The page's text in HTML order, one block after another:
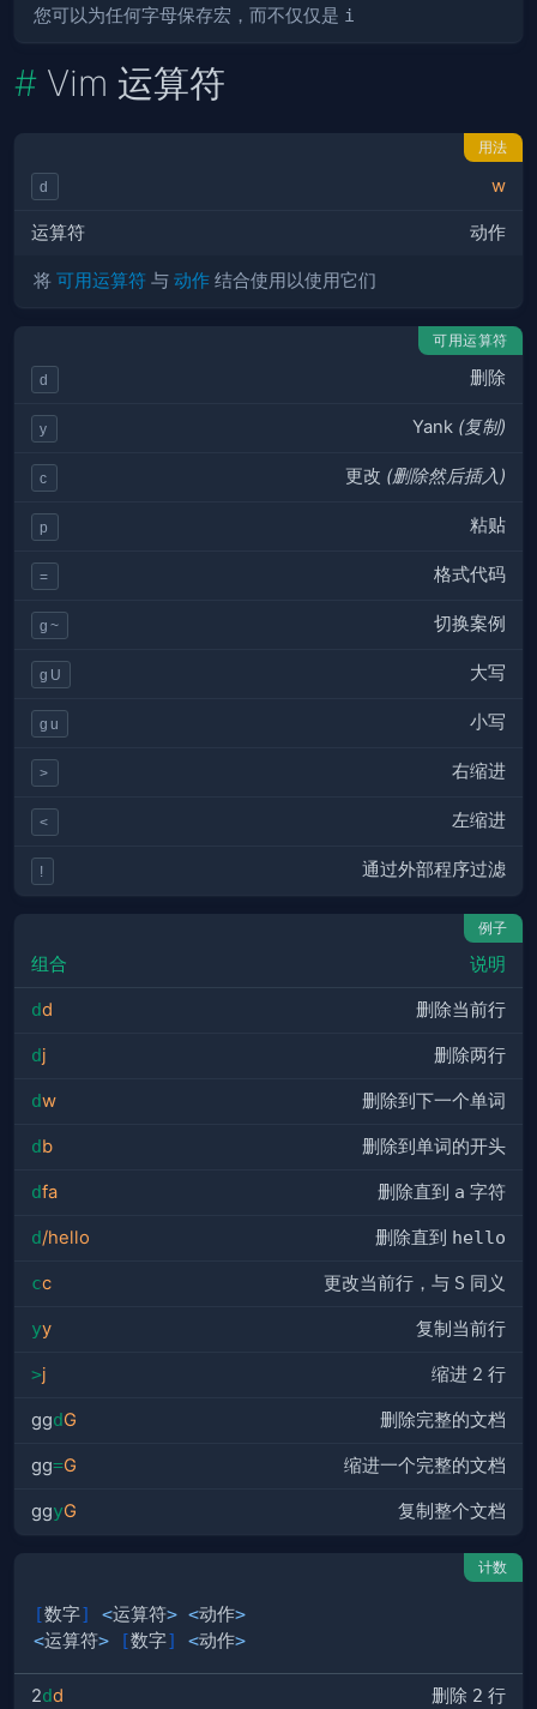
您可以为任何字母保存宏，而不仅仅是 i
Vim 运算符
用法
d w
运算符 动作
将 可用运算符 与 动作 结合使用以使用它们
可用运算符
d 删除
y Yank (复制)
c 更改 (删除然后插入)
p 粘贴
= 格式代码
g~ 切换案例
gU 大写
gu 小写
> 右缩进
< 左缩进
! 通过外部程序过滤
例子
组合 说明
dd 删除当前行
dj 删除两行
dw 删除到下一个单词
db 删除到单词的开头
dfa 删除直到 a 字符
d/hello 删除直到 hello
cc 更改当前行，与 S 同义
yy 复制当前行
>j 缩进 2 行
ggdG 删除完整的文档
gg=G 缩进一个完整的文档
ggyG 复制整个文档
计数
[数字] <运算符> <动作>
<运算符> [数字] <动作>
2dd 删除 2 行